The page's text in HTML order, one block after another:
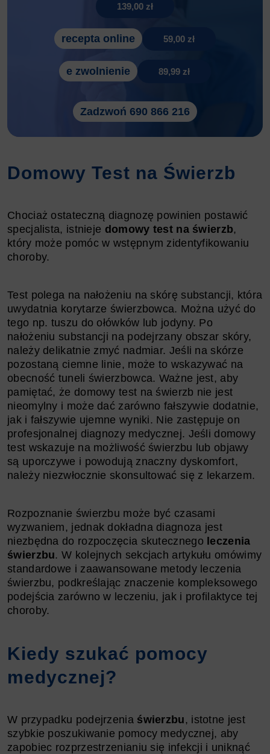
139,00 zł
recepta online 59,00 zł
e zwolnienie 89,99 zł
Zadzwoń 690 866 216
Domowy Test na Świerzb
Chociaż ostateczną diagnozę powinien postawić
specjalista, istnieje domowy test na świerzb,
który może pomóc w wstępnym zidentyfikowaniu
choroby.
Test polega na nałożeniu na skórę substancji, która
uwydatnia korytarze świerzbowca. Można użyć do
tego np. tuszu do ołówków lub jodyny. Po
nałożeniu substancji na podejrzany obszar skóry,
należy delikatnie zmyć nadmiar. Jeśli na skórze
pozostaną ciemne linie, może to wskazywać na
obecność tuneli świerzbowca. Ważne jest, aby
pamiętać, że domowy test na świerzb nie jest
nieomylny i może dać zarówno fałszywie dodatnie,
jak i fałszywie ujemne wyniki. Nie zastępuje on
profesjonalnej diagnozy medycznej. Jeśli domowy
test wskazuje na możliwość świerzbu lub objawy
są uporczywe i powodują znaczny dyskomfort,
należy niezwłocznie skonsultować się z lekarzem.
Rozpoznanie świerzbu może być czasami
wyzwaniem, jednak dokładna diagnoza jest
niezbędna do rozpoczęcia skutecznego leczenia
świerzbu. W kolejnych sekcjach artykułu omówimy
standardowe i zaawansowane metody leczenia
świerzbu, podkreślając znaczenie kompleksowego
podejścia zarówno w leczeniu, jak i profilaktyce tej
choroby.
Kiedy szukać pomocy
medycznej?
W przypadku podejrzenia świerzbu, istotne jest
szybkie poszukiwanie pomocy medycznej, aby
zapobiec rozprzestrzenianiu się infekcji i uniknąć